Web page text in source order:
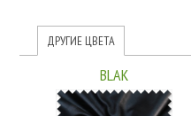
ДРУГИЕ ЦВЕТА
BLAK